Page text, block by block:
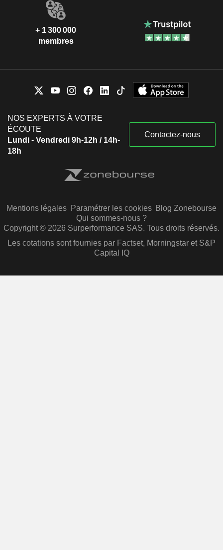
+ 1 300 000
membres
NOS EXPERTS À VOTRE
ÉCOUTE
Lundi - Vendredi 9h-12h / 14h-
18h
Contactez-nous
Mentions légales Paramétrer les cookies Blog Zonebourse
Qui sommes-nous ?
Copyright © 2026 Surperformance SAS. Tous droits réservés.
Les cotations sont fournies par Factset, Morningstar et S&P
Capital IQ